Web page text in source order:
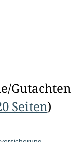
Gutachten
Seiten)